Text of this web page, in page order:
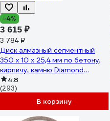
-4%
3 615 ₽
3 784 ₽
Диск алмазный сегментный
350 х 10 х 25,4 мм по бетону,
кирпичу, камню Diamond
Industrial DIDC350
4.8
(293)
В корзину